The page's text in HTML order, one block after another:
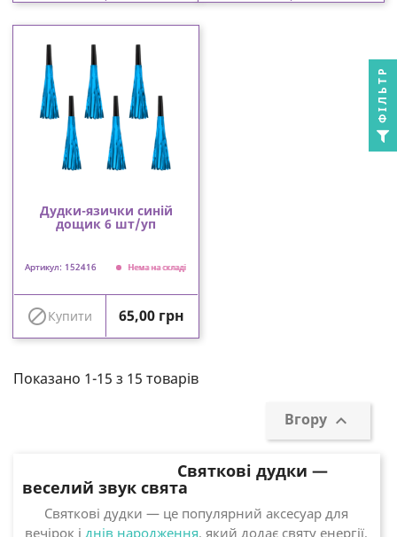
Дудки-язички синій
дощик 6 шт/уп
Артикул: 152416 Нема на складі
Купити Ціна
65,00 грн
Показано 1-15 з 15 товарів
Вгору 
Святкові дудки —
веселий звук свята
Святкові дудки — це популярний аксесуар для
вечірок іднів народження, який додає святу енергії,
ФІЛЬТР